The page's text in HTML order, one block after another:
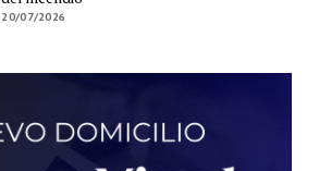
20/07/2026